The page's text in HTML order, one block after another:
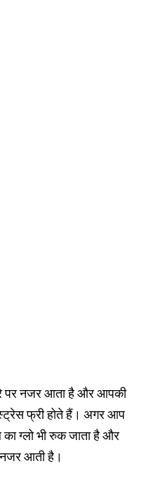
पर नजर आता है और आपकी
फ्री होते हैं। अगर आप
ग्लो भी रुक जाता है और
आती है।